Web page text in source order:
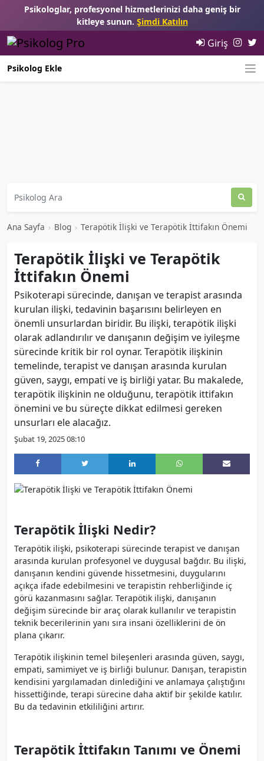
Psikologlar, profesyonel hizmetlerinizi daha geniş bir
kitleye sunun. Şimdi Katılın
Giriş
Psikolog Ekle
Ana Sayfa › Blog › Terapötik İlişki ve Terapötik İttifakın Önemi
Terapötik İlişki ve Terapötik
İttifakın Önemi
Psikoterapi sürecinde, danışan ve terapist arasında
kurulan ilişki, tedavinin başarısını belirleyen en
önemli unsurlardan biridir. Bu ilişki, terapötik ilişki
olarak adlandırılır ve danışanın değişim ve iyileşme
sürecinde kritik bir rol oynar. Terapötik ilişkinin
temelinde, terapist ve danışan arasında kurulan
güven, saygı, empati ve iş birliği yatar. Bu makalede,
terapötik ilişkinin ne olduğunu, terapötik ittifakın
önemini ve bu süreçte dikkat edilmesi gereken
unsurları ele alacağız.
Şubat 19, 2025 08:10
Terapötik İlişki Nedir?
Terapötik ilişki, psikoterapi sürecinde terapist ve danışan
arasında kurulan profesyonel ve duygusal bağdır. Bu ilişki,
danışanın kendini güvende hissetmesini, duygularını
açıkça ifade edebilmesini ve terapistin rehberliğinde iç
görü kazanmasını sağlar. Terapötik ilişki, danışanın
değişim sürecinde bir araç olarak kullanılır ve terapistin
teknik becerilerinin yanı sıra insani özelliklerini de ön
plana çıkarır.
Terapötik ilişkinin temel bileşenleri arasında güven, saygı,
empati, samimiyet ve iş birliği bulunur. Danışan, terapistin
kendisini yargılamadan dinlediğini ve anlamaya çalıştığını
hissettiğinde, terapi sürecine daha aktif bir şekilde katılır.
Bu da tedavinin etkililiğini artırır.
Terapötik İttifakın Tanımı ve Önemi